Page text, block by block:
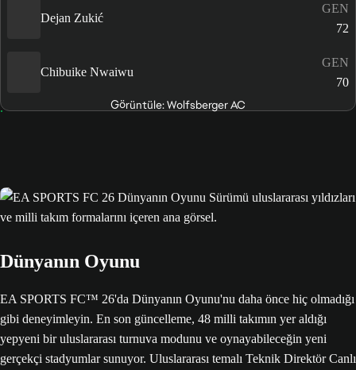
Dejan Zukić
GEN
72
Chibuike Nwaiwu
GEN
70
Görüntüle: Wolfsberger AC
Dünyanın Oyunu
EA SPORTS FC™ 26'da Dünyanın Oyunu'nu daha önce hiç olmadığı
gibi deneyimleyin. En son güncelleme, 48 milli takımın yer aldığı
yepyeni bir uluslararası turnuva modunu ve oynayabileceğin yeni
gerçekçi stadyumlar sunuyor. Uluslararası temalı Teknik Direktör Canlı